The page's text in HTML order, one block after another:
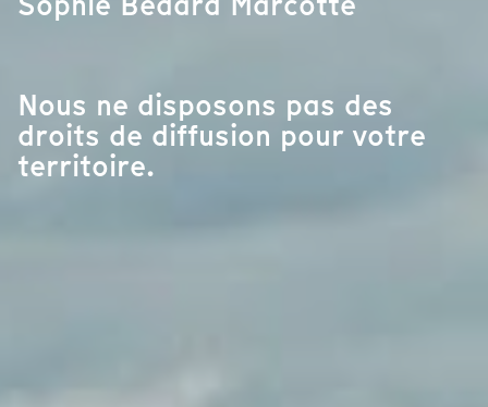
Nous ne disposons pas des
droits de diffusion pour votre
territoire.